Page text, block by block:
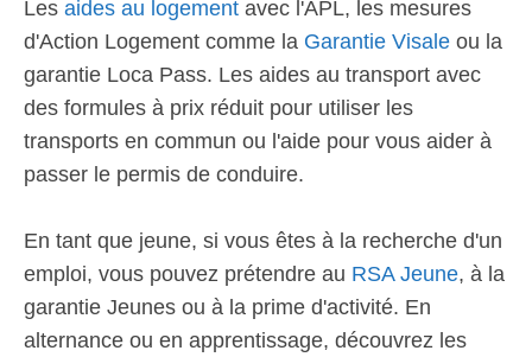
Les aides au logement avec l'APL, les mesures
d'Action Logement comme la Garantie Visale ou la
garantie Loca Pass. Les aides au transport avec
des formules à prix réduit pour utiliser les
transports en commun ou l'aide pour vous aider à
passer le permis de conduire.
En tant que jeune, si vous êtes à la recherche d'un
emploi, vous pouvez prétendre au RSA Jeune, à la
garantie Jeunes ou à la prime d'activité. En
alternance ou en apprentissage, découvrez les